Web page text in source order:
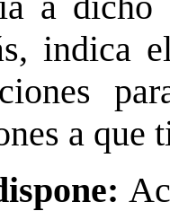
indica
a que